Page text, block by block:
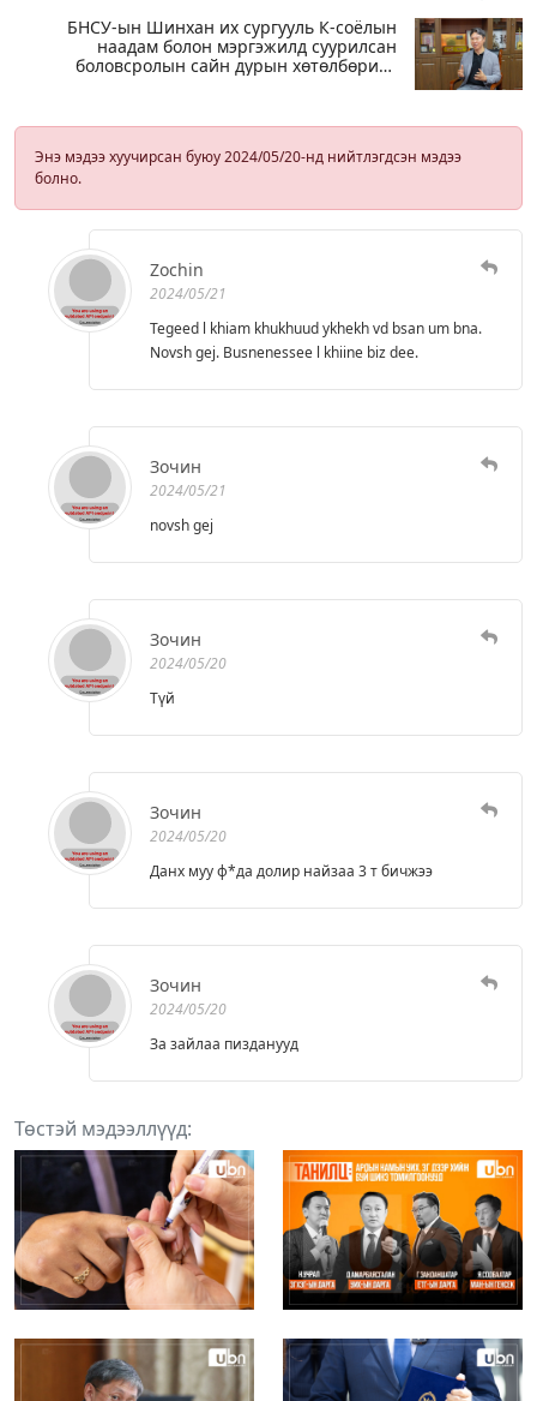
БНСУ-ын Шинхан их сургууль К-соёлын
наадам болон мэргэжилд суурилсан
боловсролын сайн дурын хөтөлбөрийг
Энэ мэдээ хуучирсан буюу 2024/05/20-нд нийтлэгдсэн мэдээ
болно.
Zochin
2024/05/21
Tegeed l khiam khukhuud ykhekh vd bsan um bna.
Novsh gej. Busnenessee l khiine biz dee.
Зочин
2024/05/21
novsh gej
Зочин
2024/05/20
Түй
Зочин
2024/05/20
Данх муу ф*да долир найзаа 3 т бичжээ
Зочин
2024/05/20
За зайлаа пизданууд
Төстэй мэдээллүүд: